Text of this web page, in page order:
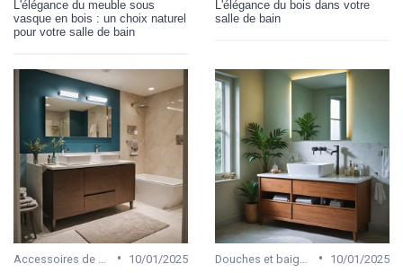
L'élégance du meuble sous
vasque en bois : un choix naturel
pour votre salle de bain
L'élégance du bois dans votre
salle de bain
•
10/01/2025
•
10/01/2025